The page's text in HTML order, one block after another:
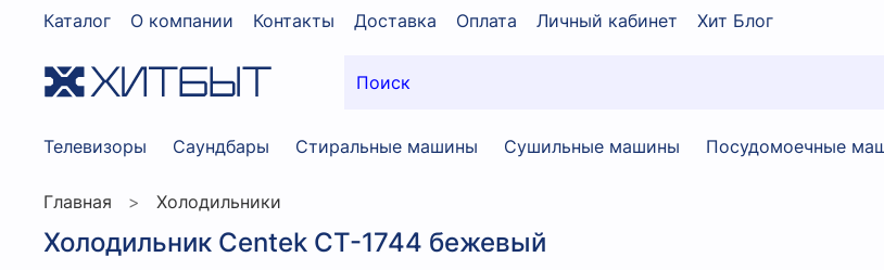
Каталог О компании Контакты Доставка Оплата Личный кабинет Хит Блог
Телевизоры Саундбары Стиральные машины Сушильные машины Посудомоечные
Главная Холодильники
Холодильник Centek CT-1744 бежевый